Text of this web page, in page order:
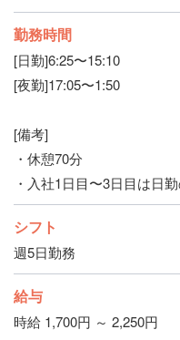
勤務時間
[日勤]6:25〜15:10
[夜勤]17:05〜1:50
[備考]
・休憩70分
・入社1日目〜3日目は日
シフト
週5日勤務
給与
時給 1,700円 ～ 2,250円